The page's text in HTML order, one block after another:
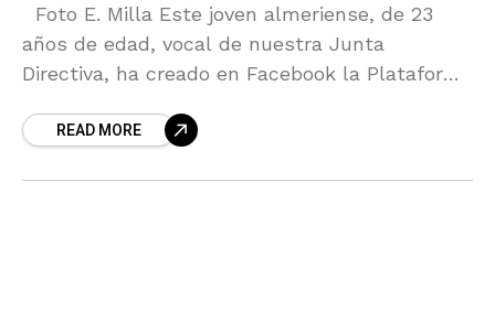
Foto E. Milla Este joven almeriense, de 23
años de edad, vocal de nuestra Junta
Directiva, ha creado en Facebook la Plataforma
y
READ MORE